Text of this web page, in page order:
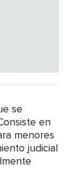
se
en
menores
judicial